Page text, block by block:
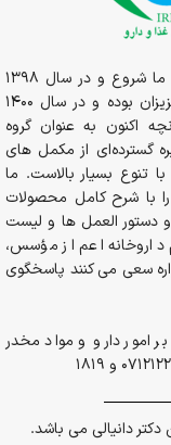
از سال 1394در قالب داروخانه حضوری مسئولیت ما شروع و در سال 1398
داروخانه به صورت شبانه روزی در خدمت شما عزیزان بوده و در سال 1400
اکنون به عنوان گروه
گسترده‌ای از مکمل های
تنوع بسیار بالاست. ما
با شرح کامل محصولات
دستور العمل ها و لیست
داروخانه اعم از مؤسس،
سعی می کنند پاسخگوی
امور دارو و مواد مخدر
دانیالی می باشد.